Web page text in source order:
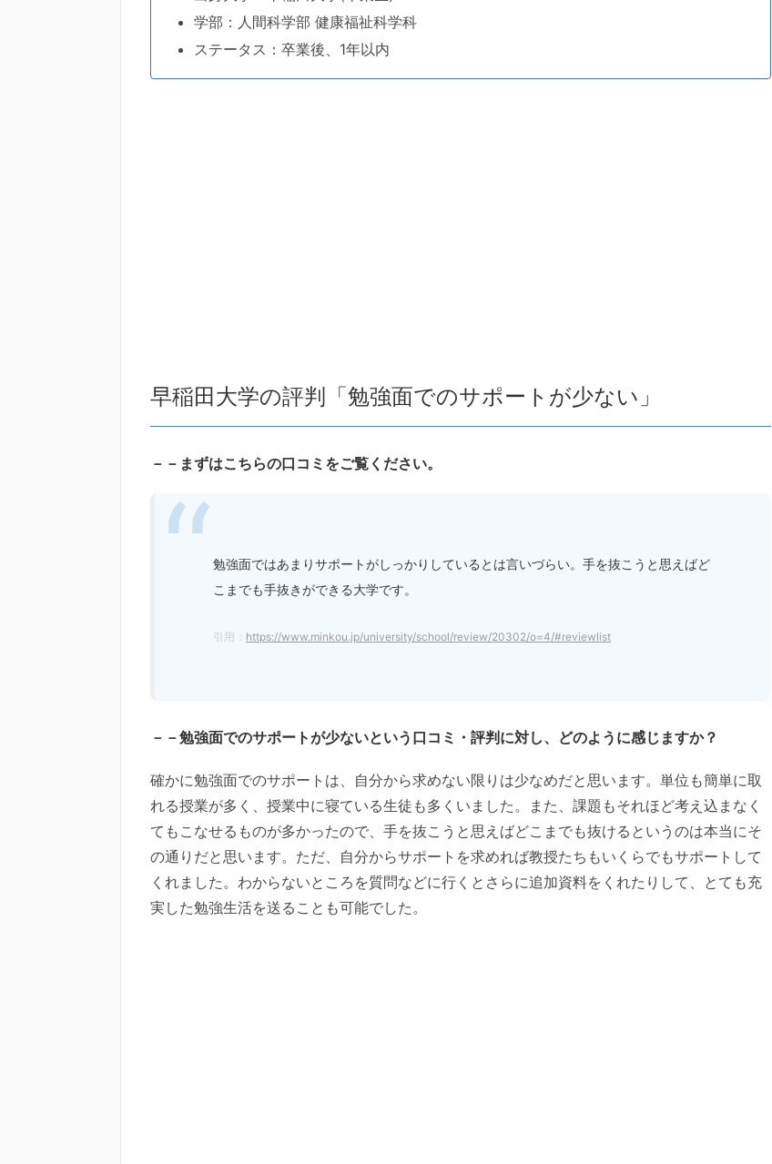
学部：人間科学部 健康福祉科学科
ステータス：卒業後、1年以内
早稲田大学の評判「勉強面でのサポートが少ない」
－－まずはこちらの口コミをご覧ください。
勉強面ではあまりサポートがしっかりしているとは言いづらい。手を抜こうと思えばど
こまでも手抜きができる大学です。
引用： https://www.minkou.jp/university/school/review/20302/o=4/#reviewlist
－－勉強面でのサポートが少ないという口コミ・評判に対し、どのように感じますか？
確かに勉強面でのサポートは、自分から求めない限りは少なめだと思います。単位も簡単に取
れる授業が多く、授業中に寝ている生徒も多くいました。また、課題もそれほど考え込まなく
てもこなせるものが多かったので、手を抜こうと思えばどこまでも抜けるというのは本当にそ
の通りだと思います。ただ、自分からサポートを求めれば教授たちもいくらでもサポートして
くれました。わからないところを質問などに行くとさらに追加資料をくれたりして、とても充
実した勉強生活を送ることも可能でした。